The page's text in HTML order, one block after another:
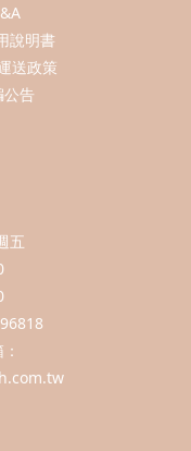
說明書
送政策
公告
五